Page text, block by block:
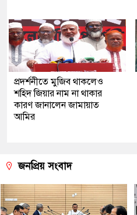
প্রদর্শনীতে মুজিব থাকলেও
শহিদ জিয়ার নাম না থাকার
কারণ জানালেন জামায়াত
আমির
জনপ্রিয় সংবাদ